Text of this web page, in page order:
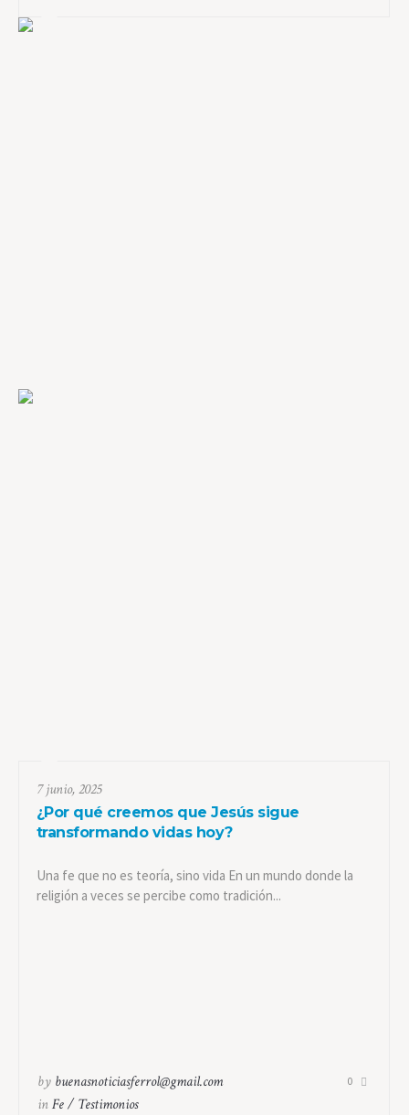
7 junio, 2025
¿Por qué creemos que Jesús sigue
transformando vidas hoy?
Una fe que no es teoría, sino vida En un mundo donde la
religión a veces se percibe como tradición...
0
by buenasnoticiasferrol@gmail.com
inFe / Testimonios